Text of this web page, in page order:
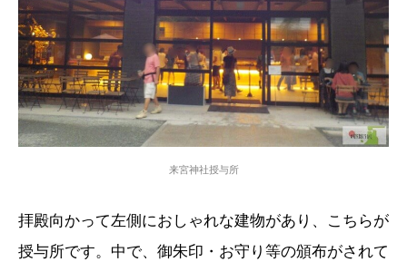
来宮神社授与所
拝殿向かって左側におしゃれな建物があり、こちらが
授与所です。中で、御朱印・お守り等の頒布がされて